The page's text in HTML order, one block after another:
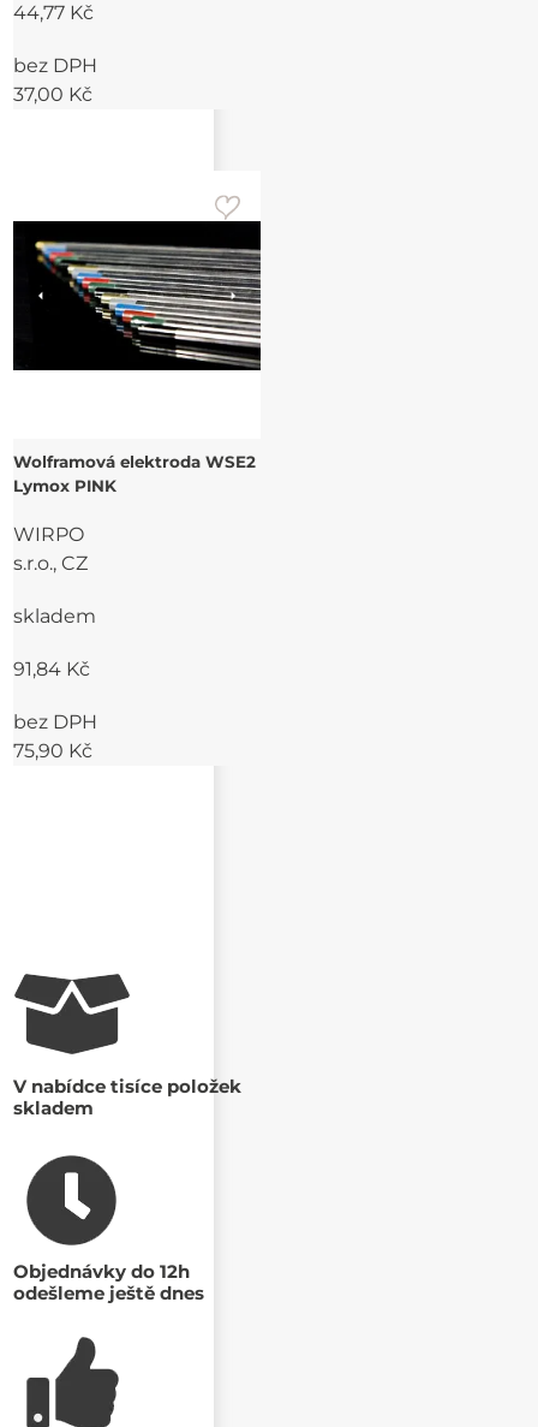
44,77 Kč
bez DPH
37,00 Kč
Wolframová elektroda WSE2
Lymox PINK
WIRPO
s.r.o., CZ
skladem
91,84 Kč
bez DPH
75,90 Kč
V nabídce tisíce položek
skladem
Objednávky do 12h
odešleme ještě dnes